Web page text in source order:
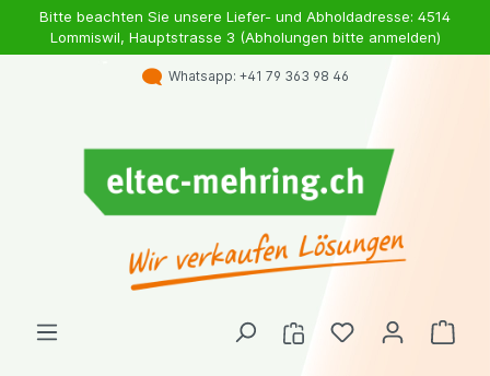
Bitte beachten Sie unsere Liefer- und Abholdadresse: 4514
Lommiswil, Hauptstrasse 3 (Abholungen bitte anmelden)
Whatsapp: +41 79 363 98 46